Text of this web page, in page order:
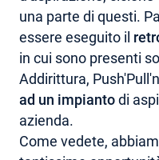
una parte di questi.
essere eseguito il
in cui sono presenti
Addirittura,
ad un impiantodi
azienda.
Come vedete,